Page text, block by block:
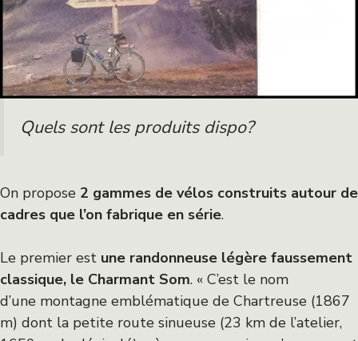
Quels sont les produits dispo?
On propose 2 gammes de vélos construits autour de
cadres que l’on fabrique en série.
Le premier est une randonneuse légère faussement
classique, le Charmant Som. « C’est le nom
d’une montagne emblématique de Chartreuse (1867
m) dont la petite route sinueuse (23 km de l’atelier,